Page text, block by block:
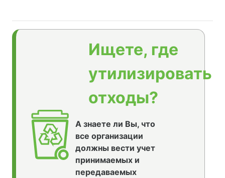
Ищете, где
утилизировать
отходы?
А знаете ли Вы, что
все организации
должны вести учет
принимаемых и
передаваемых